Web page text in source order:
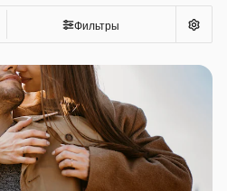
Фильтры